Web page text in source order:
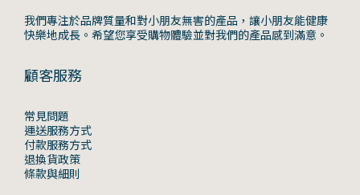
我們專注於品牌質量和對小朋友無害的產品，讓小朋友能健康
快樂地成長。希望您享受購物體驗並對我們的產品感到滿意。
顧客服務
常見問題
運送服務方式
付款服務方式
退換貨政策
條款與細則